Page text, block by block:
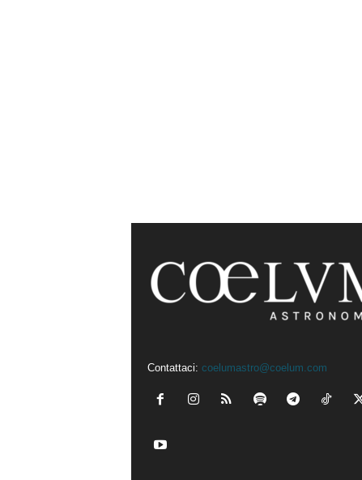
Contattaci: coelumastro@coelum.com